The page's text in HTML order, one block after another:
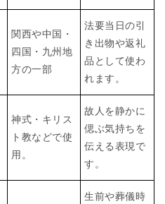
関西や中国・
四国・九州地
方の一部
法要当日の引
き出物や返礼
品として使わ
れます。
神式・キリス
ト教などで使
用。
故人を静かに
偲ぶ気持ちを
伝える表現で
す。
生前や葬儀時